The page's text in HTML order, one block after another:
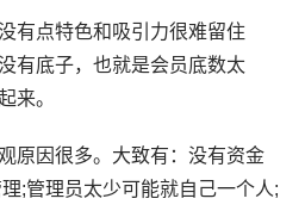
有点特色和吸引力很难留住
有底子，也就是会员底数太
来。
原因很多。大致有：没有资金
;管理员太少可能就自己一个人;